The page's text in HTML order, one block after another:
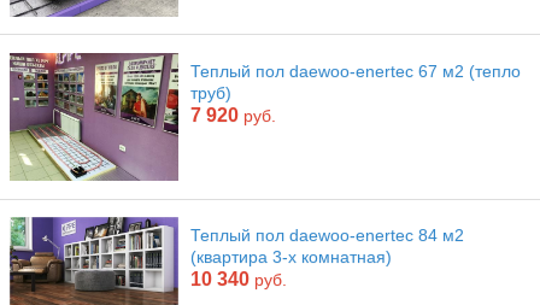
Теплый пол daewoo-enertec 67 м2 (тепло
труб)
7 920 руб.
Теплый пол daewoo-enertec 84 м2
(квартира 3-х комнатная)
10 340 руб.